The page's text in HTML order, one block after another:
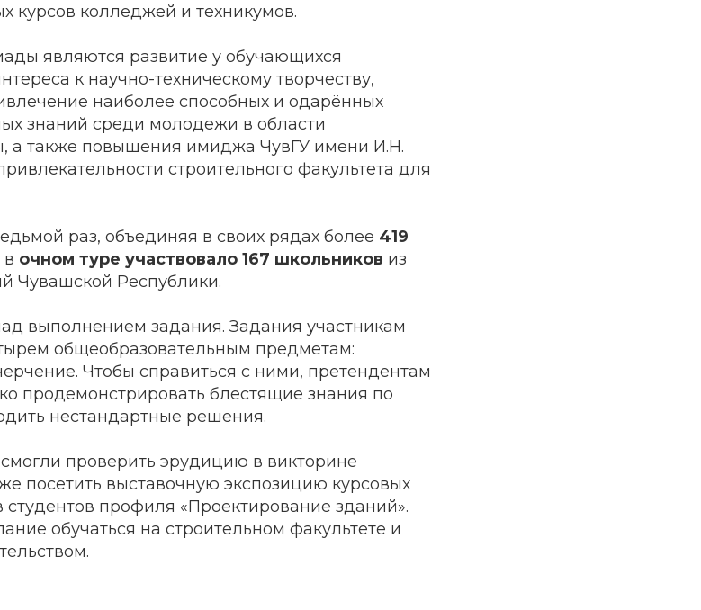
курсов колледжей и техникумов.
являются развитие у обучающихся
к научно-техническому творчеству,
наиболее способных и одарённых
знаний среди молодежи в области
а также повышения имиджа ЧувГУ имени И.Н.
строительного факультета для
раз, объединяя в своих рядах более 419
в очном туре участвовало 167 школьников из
Чувашской Республики.
выполнением задания. Задания участникам
общеобразовательным предметам:
Чтобы справиться с ними, претендентам
продемонстрировать блестящие знания по
нестандартные решения.
проверить эрудицию в викторине
посетить выставочную экспозицию курсовых
профиля «Проектирование зданий».
обучаться на строительном факультете и